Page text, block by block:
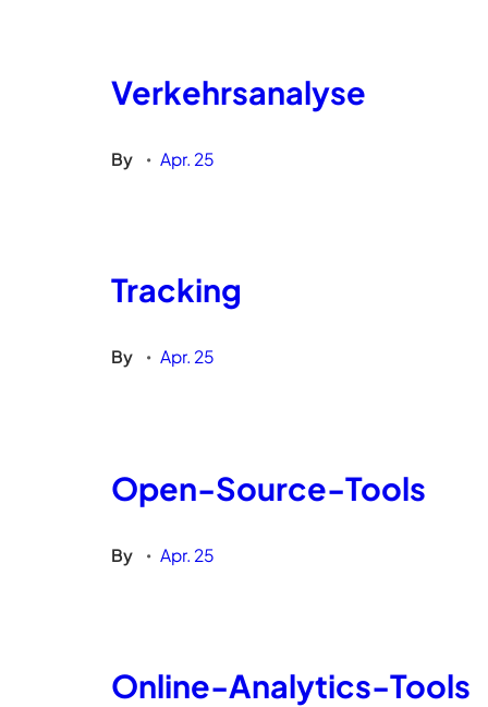
Verkehrsanalyse
By • Apr. 25
Tracking
By • Apr. 25
Open-Source-Tools
By • Apr. 25
Online-Analytics-Tools